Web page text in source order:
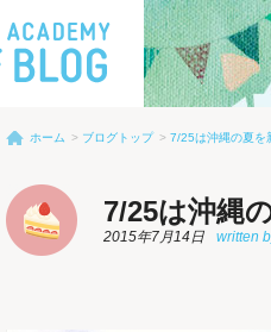
ホーム ブログトップ 7/25は沖縄の夏を
7/25は沖縄
2015年7月14日